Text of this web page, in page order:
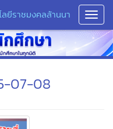
ยีราชมงคลล้านนา
07-08